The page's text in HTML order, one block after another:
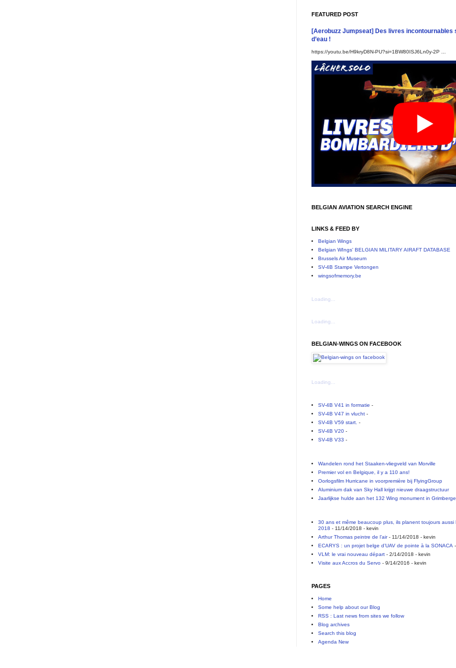
FEATURED POST
[Aerobuzz Jumpseat] Des livres incontournables
d’eau !
https://youtu.be/H9kryD8N-PU?si=1BW80ISJ6Ln0y-2P ...
BELGIAN AVIATION SEARCH ENGINE
LINKS & FEED BY
Belgian Wings
Belgian WIngs' BELGIAN MILITARY AIRAFT DATABASE
Brussels Air Museum
SV-4B Stampe Vertongen
wingsofmemory.be
Loading...
Loading...
BELGIAN-WINGS ON FACEBOOK
Loading...
SV-4B V41 in formatie -
SV-4B V47 in vlucht-
SV-4B V59 start. -
SV-4B V20-
SV-4B V33 -
Wandelen rond het Staaken-vliegveld van Morville
Premier vol en Belgique, il y a 110 ans!
Oorlogsfilm Hurricane in voorpremière bij FlyingGroup
Aluminium dak van Sky Hall krijgt nieuwe draagstructuur
Jaarlijkse hulde aan het 132 Wing monument in
30 ans et même beaucoup plus, ils planent toujours
2018 - 11/14/2018 - kevin
Arthur Thomas peintre de l’air- 11/14/2018 - kevin
ECARYS : un projet belge d’UAV de pointe à la SONACA
VLM: le vrai nouveau départ- 2/14/2018 - kevin
Visite aux Accros du Servo- 9/14/2016 - kevin
PAGES
Home
Some help about our Blog
RSS : Last news from sites we follow
Blog archives
Search this blog
Agenda New